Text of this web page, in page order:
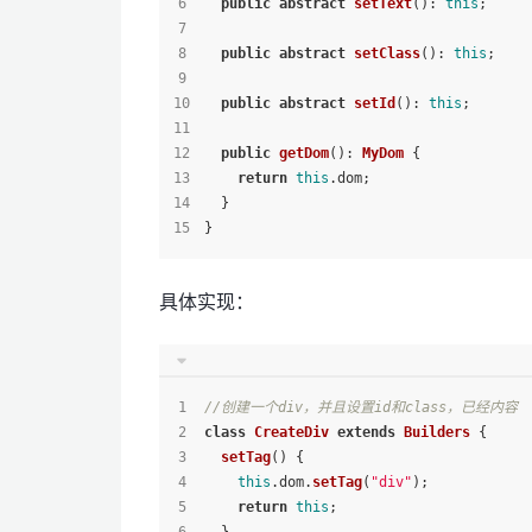
public abstract setText(): this ;
public abstract setClass(): this ;
public abstract setId (): this ;
public getDom(): MyDom {
return this .dom;
  }
}
具体实现：
//创建一个div，并且设置id和class，已经内容
class CreateDiv extends Builders {
setTag( ) {
this .dom. setTag( "div" );
return this ;